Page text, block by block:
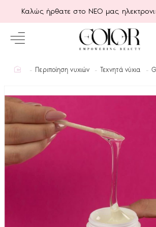
Καλώς ήρθατε στο ΝΕΟ μας
homeΠεριποίηση νυχιών Τεχνητά νύχια